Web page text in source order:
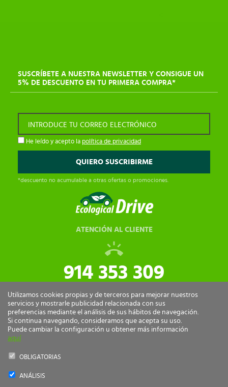
SUSCRÍBETE A NUESTRA NEWSLETTER Y CONSIGUE UN
5% DE DESCUENTO EN TU PRIMERA COMPRA*
INTRODUCE TU CORREO ELECTRÓNICO
He leído y acepto la política de privacidad
*descuento no acumulable a otras ofertas o promociones.
ATENCIÓN AL CLIENTE
914 353 309
tiendaonline@ecologicaldrive.com
Utilizamos cookies propias y de terceros para mejorar nuestros
servicios y mostrarle publicidad relacionada con sus
preferencias mediante el análisis de sus hábitos de navegación.
Si continua navegando, consideramos que acepta su uso.
Puede cambiar la configuración u obtener más información
aquí
OBLIGATORIAS
ANÁLISIS